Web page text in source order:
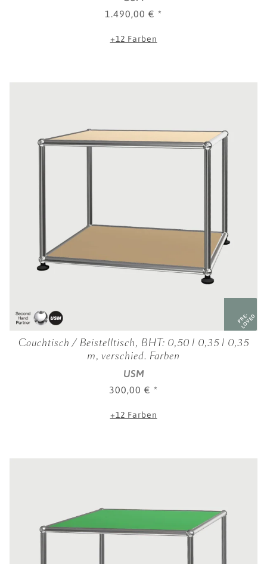
1.490,00 € *
+12 Farben
PRE-
LOVED
Couchtisch / Beistelltisch, BHT: 0,50 | 0,35 | 0,35
m, verschied. Farben
USM
300,00 € *
+12 Farben